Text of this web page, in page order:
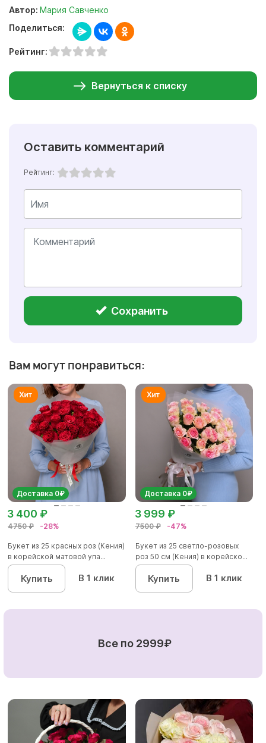
Автор: Мария Савченко
Поделиться:
Рейтинг:
Вернуться к списку
Оставить комментарий
Рейтинг:
Сохранить
Вам могут понравиться:
Доставка 0₽
4750 ₽ -28%
3 400 ₽
Букет из 25 красных роз (Кения)
в корейской матовой упа...
Купить В 1 клик
Доставка 0₽
7500 ₽ -47%
3 999 ₽
Букет из 25 светло-розовых
роз 50 см (Кения) в корейско...
Купить В 1 клик
Все по 2999₽